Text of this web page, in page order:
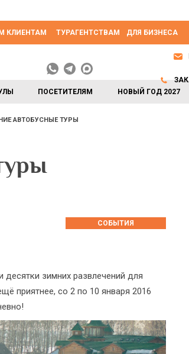
КЛИЕНТАМ ТУРАГЕНТСТВАМ ДЛЯ БИЗНЕСА
ПОСЕТИТЕЛЯМ НОВЫЙ ГОД 2027
АВТОБУСНЫЕ ТУРЫ
СОБЫТИЯ
зимних развлечений для
приятнее, со 2 по 10 января 2016